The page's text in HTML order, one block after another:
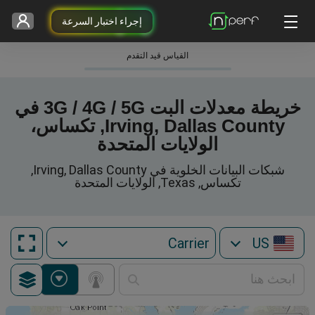
إجراء اختبار السرعة
القياس قيد التقدم
خريطة معدلات البت 3G / 4G / 5G في
Irving, Dallas County, تكساس،
الولايات المتحدة
شبكات البيانات الخلوية في Irving, Dallas County,
تكساس, Texas, الولايات المتحدة
US